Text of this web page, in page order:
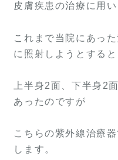
皮膚疾患の治療に用
これまで当院にあっ
に照射しようとすると
上半身2面、下半身2
あったのですが
こちらの紫外線治療
します。